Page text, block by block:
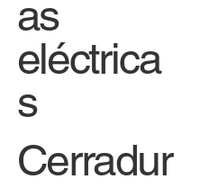
Cerradur
as
eléctrica
s